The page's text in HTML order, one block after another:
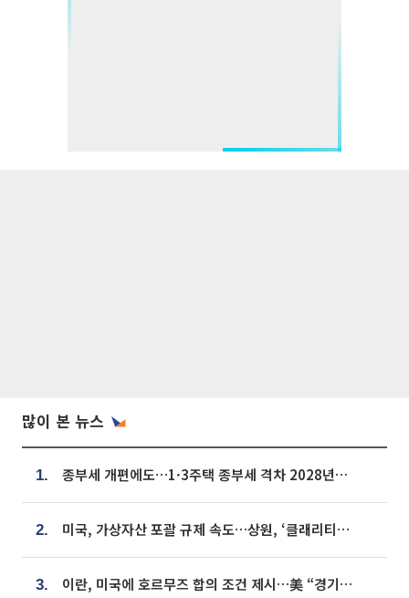
많이 본 뉴스
1. 종부세 개편에도…1·3주택 종부세 격차 2028년부터 확대
2. 미국, 가상자산 포괄 규제 속도…상원, ‘클래리티법’ 9월 절차투표 추진
3. 이란, 미국에 호르무즈 합의 조건 제시…美 “경기 아직 안 끝나” [종합]